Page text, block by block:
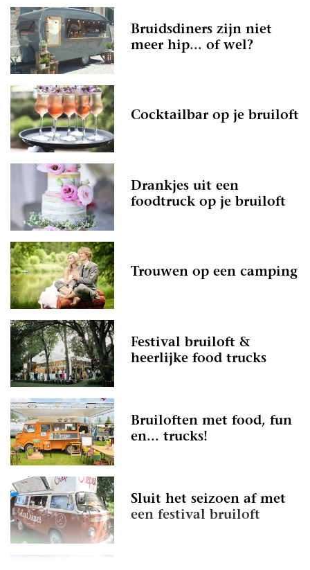
Bruidsdiners zijn niet
meer hip... of wel?
Cocktailbar op je bruiloft
Drankjes uit een
foodtruck op je bruiloft
Trouwen op een camping
Festival bruiloft &
heerlijke food trucks
Bruiloften met food, fun
en... trucks!
Sluit het seizoen af met
een festival bruiloft